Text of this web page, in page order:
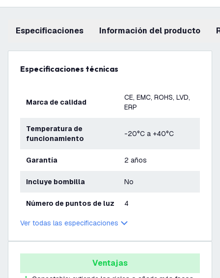
Especificaciones información del producto
Especificaciones técnicas
Marca de calidad
CE, EMC, ROHS, LVD,
ERP
Temperatura de
funcionamiento
-20°C a +40°C
Garantía 2 años
Incluye bombilla No
Número de puntos de luz 4
Ver todas las especificaciones
Ventajas